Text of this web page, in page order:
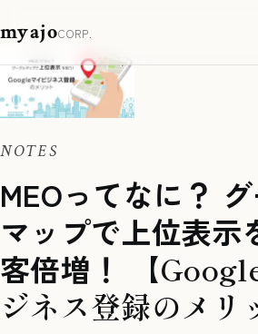
myajoCORP.
NOTES
MEOってなに？
マップで上位表示
客倍増！ 【
ジネス登録のメリ